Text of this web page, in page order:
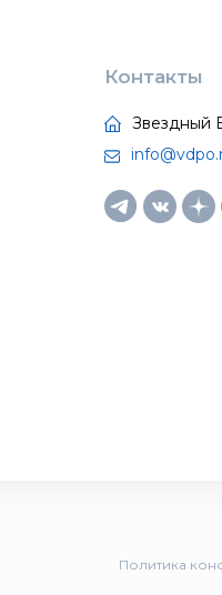
Контакты
Звездный
Политика